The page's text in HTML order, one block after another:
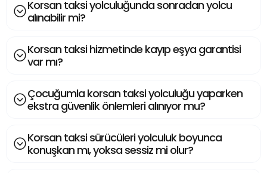
Korsan taksi yolculuğunda sonradan yolcu
alınabilir mi?
Korsan taksi hizmetinde kayıp eşya garantisi
var mı?
Çocuğumla korsan taksi yolculuğu yaparken
ekstra güvenlik önlemleri alınıyor mu?
Korsan taksi sürücüleri yolculuk boyunca
konuşkan mı, yoksa sessiz mi olur?